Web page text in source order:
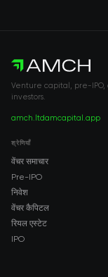
Venture capital, pre-
investors.
amch.ltdamcapital.app
श्रेणियाँ
वेंचर समाचार
Pre-IPO
निवेश
वेंचर कैपिटल
रियल एस्टेट
IPO